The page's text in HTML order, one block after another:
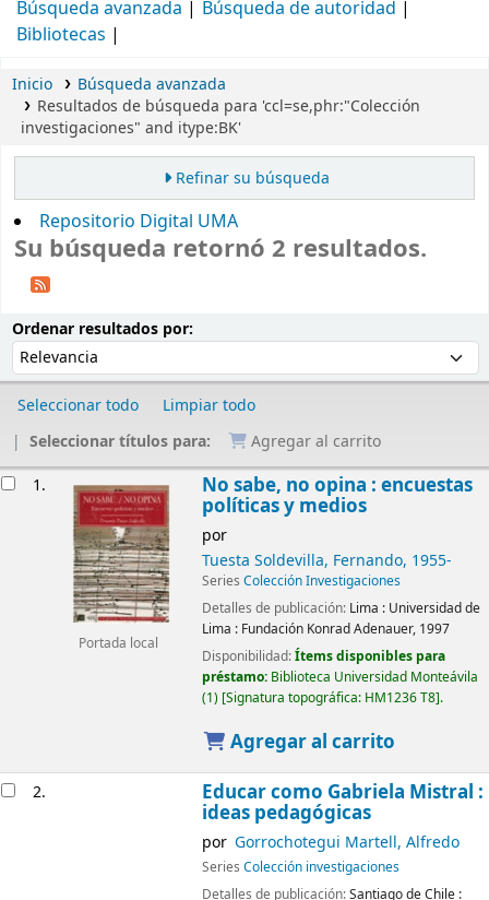
Búsqueda avanzada
Búsqueda de autoridad
Bibliotecas
Inicio
Búsqueda avanzada
Resultados de búsqueda para 'ccl=se,phr:"Colección
investigaciones" and itype:BK'
Refinar su búsqueda
Repositorio Digital UMA
Su búsqueda retornó 2 resultados.
Ordenar resultados por:
Seleccionar todo
Limpiar todo
Seleccionar títulos para:
Agregar al carrito
1.
Portada local
No sabe, no opina : encuestas
políticas y medios
por
Tuesta Soldevilla, Fernando, 1955-
Series Colección Investigaciones
Detalles de publicación: Lima : Universidad de
Lima : Fundación Konrad Adenauer, 1997
Disponibilidad:Ítems disponibles para
préstamo: Biblioteca Universidad Monteávila
(1) Signatura topográfica: HM1236 T8 .
Agregar al carrito
2. Educar como Gabriela Mistral :
ideas pedagógicas
por Gorrochotegui Martell, Alfredo
Series Colección investigaciones
Detalles de publicación:Santiago de Chile :